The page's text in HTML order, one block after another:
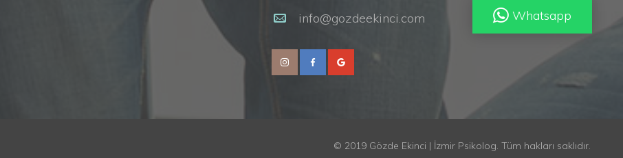
info@gozdeekinci.com
Whatsapp
© 2019 Gözde Ekinci | İzmir Psikolog. Tüm hakları saklıdır.